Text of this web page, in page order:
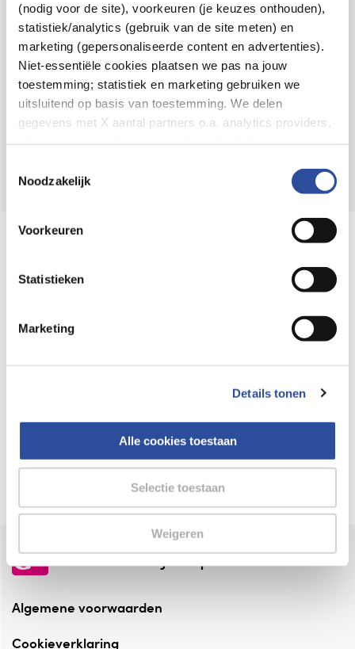
(nodig voor de site), voorkeuren (je keuzes onthouden),
statistiek/analytics (gebruik van de site meten) en
marketing (gepersonaliseerde content en advertenties).
Niet-essentiële cookies plaatsen we pas na jouw
toestemming; statistiek en marketing gebruiken we
uitsluitend op basis van toestemming. We delen
gegevens met X aantal partners o.a. analytics providers,
en de bewaartermijnen per categorie. Je kunt je keuze op
gegevensverwerking staat in de
Privacyverklaring
Noodzakelijk
Voorkeuren
Statistieken
Marketing
Details tonen
Alle cookies toestaan
Selectie toestaan
Weigeren
Over DA
Klantenservice
Assortiment
VolgDAop:
Online aanbieder medicijnen
webshop mag verkopen.
⁠Verantwoorde zorg, ⁠ook online.
Altijd onze folder bij de hand
Check onze folders ⁠bij AlleFolders.
de vriendelijke specialist
Algemene voorwaarden
Cookieverklaring